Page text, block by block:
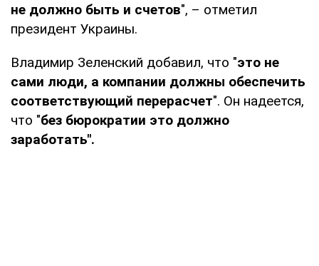
не должно быть и счетов", – отметил
президент Украины.
Владимир Зеленский добавил, что "это не
сами люди, а компании должны обеспечить
соответствующий перерасчет". Он надеется,
что "без бюрократии это должно
заработать".